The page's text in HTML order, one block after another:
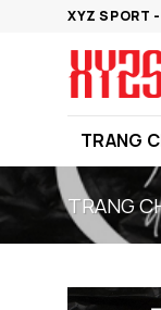
XYZ SPORT
TRANG
TRANG